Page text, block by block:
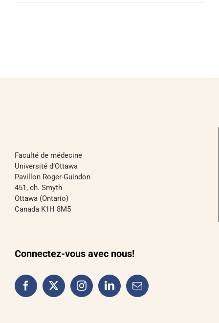
Faculté de médecine
Université d’Ottawa
Pavillon Roger-Guindon
451, ch. Smyth
Ottawa (Ontario)
Canada K1H 8M5
Connectez-vous avec nous!